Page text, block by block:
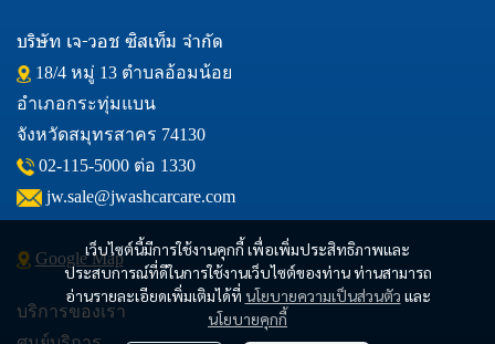
เว็บไซต์นี้มีการใช้งานคุกกี้ เพื่อเพิ่มประสิทธิภาพและ
ประสบการณ์ที่ดีในการใช้งานเว็บไซต์ของท่าน ท่านสามารถ
อ่านรายละเอียดเพิ่มเติมได้ที่ นโยบายความเป็นส่วนตัว และ
นโยบายคุกกี้
บริษัท เจ-วอช ซิสเท็ม จำกัด
18/4 หมู่ 13 ตำบลอ้อมน้อย
อำเภอกระทุ่มแบน
จังหวัดสมุทรสาคร 74130
02-115-5000 ต่อ 1330
jw.sale@jwashcarcare.com
Google Map
บริการของเรา